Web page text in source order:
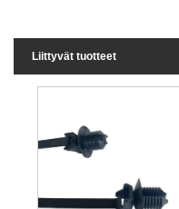
Liittyvät tuotteet